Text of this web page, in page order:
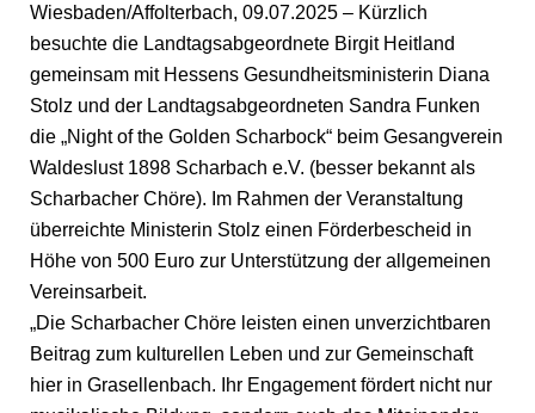
Wiesbaden/Affolterbach, 09.07.2025 – Kürzlich
besuchte die Landtagsabgeordnete Birgit Heitland
gemeinsam mit Hessens Gesundheitsministerin Diana
Stolz und der Landtagsabgeordneten Sandra Funken
die „Night of the Golden Scharbock“ beim Gesangverein
Waldeslust 1898 Scharbach e.V. (besser bekannt als
Scharbacher Chöre). Im Rahmen der Veranstaltung
überreichte Ministerin Stolz einen Förderbescheid in
Höhe von 500 Euro zur Unterstützung der allgemeinen
Vereinsarbeit.
„Die Scharbacher Chöre leisten einen unverzichtbaren
Beitrag zum kulturellen Leben und zur Gemeinschaft
hier in Grasellenbach. Ihr Engagement fördert nicht nur